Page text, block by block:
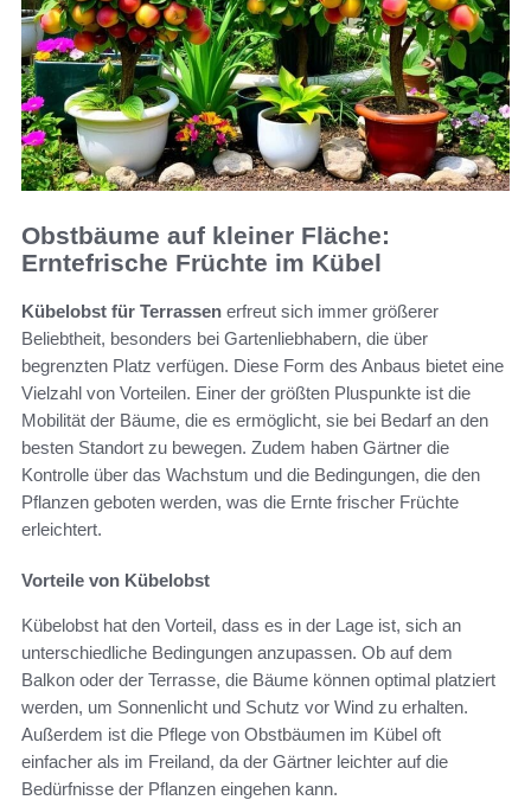
Obstbäume auf kleiner Fläche:
Erntefrische Früchte im Kübel
Kübelobst für Terrassen erfreut sich immer größerer
Beliebtheit, besonders bei Gartenliebhabern, die über
begrenzten Platz verfügen. Diese Form des Anbaus bietet eine
Vielzahl von Vorteilen. Einer der größten Pluspunkte ist die
Mobilität der Bäume, die es ermöglicht, sie bei Bedarf an den
besten Standort zu bewegen. Zudem haben Gärtner die
Kontrolle über das Wachstum und die Bedingungen, die den
Pflanzen geboten werden, was die Ernte frischer Früchte
erleichtert.
Vorteile von Kübelobst
Kübelobst hat den Vorteil, dass es in der Lage ist, sich an
unterschiedliche Bedingungen anzupassen. Ob auf dem
Balkon oder der Terrasse, die Bäume können optimal platziert
werden, um Sonnenlicht und Schutz vor Wind zu erhalten.
Außerdem ist die Pflege von Obstbäumen im Kübel oft
einfacher als im Freiland, da der Gärtner leichter auf die
Bedürfnisse der Pflanzen eingehen kann.